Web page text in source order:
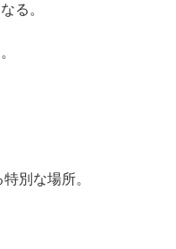
る。
別な場所。